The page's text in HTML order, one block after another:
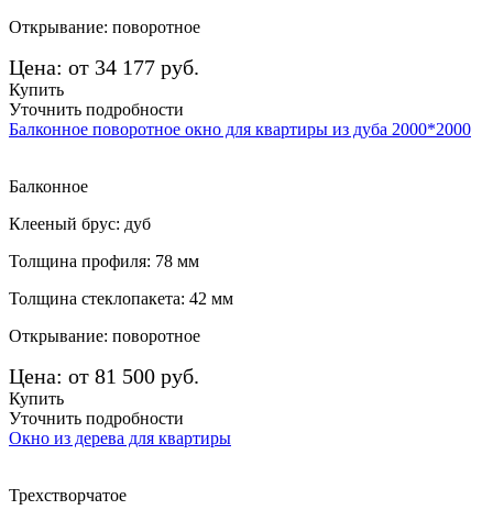
Открывание: поворотное
Цена: от 34 177 руб.
Купить
Уточнить подробности
Балконное поворотное окно для квартиры из дуба 2000*2000
Балконное
Клееный брус: дуб
Толщина профиля: 78 мм
Толщина стеклопакета: 42 мм
Открывание: поворотное
Цена: от 81 500 руб.
Купить
Уточнить подробности
Окно из дерева для квартиры
Трехстворчатое